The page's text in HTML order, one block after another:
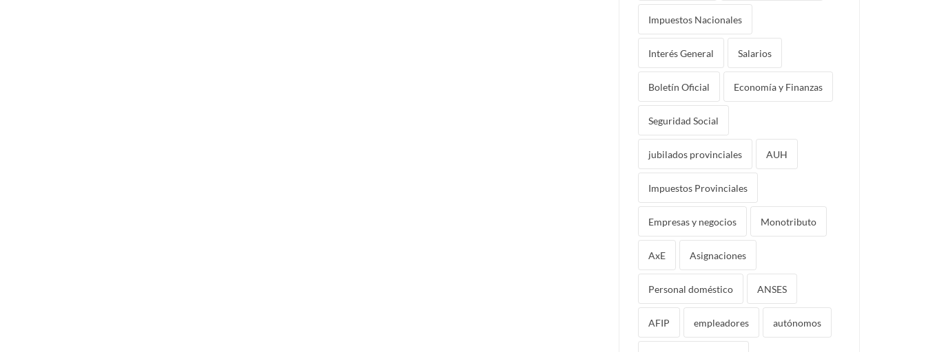
Impuestos Nacionales
Interés General Salarios
Boletín Oficial Economía y Finanzas
Seguridad Social
jubilados provinciales AUH
Impuestos Provinciales
Empresas y negocios Monotributo
AxE Asignaciones
Personal doméstico ANSES
AFIP empleadores autónomos